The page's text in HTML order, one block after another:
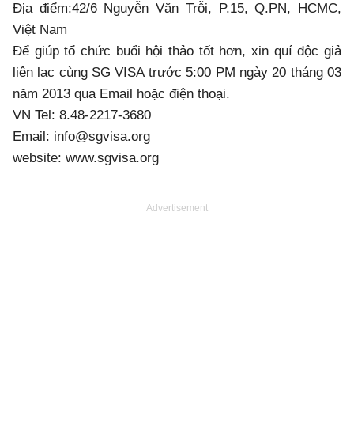
Địa điểm:42/6 Nguyễn Văn Trỗi, P.15, Q.PN, HCMC,
Việt Nam
Để giúp tổ chức buổi hội thảo tốt hơn, xin quí độc giả
liên lạc cùng SG VISA trước 5:00 PM ngày 20 tháng 03
năm 2013 qua Email hoặc điện thoại.
VN Tel: 8.48-2217-3680
Email: info@sgvisa.org
website: www.sgvisa.org
Advertisement